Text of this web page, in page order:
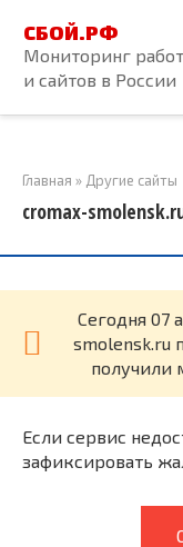
контенту
СБОЙ.РФ
Мониторинг
и сайтов в России
Главная » Другие сайты
cromax-
Cегодня 07
smolensk.ru
получили
Если сервис
зафиксировать